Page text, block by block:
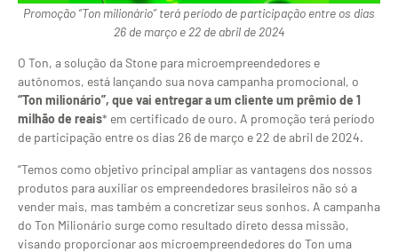
Promoção “Ton milionário” terá período de participação entre os dias
26 de março e 22 de abril de 2024
O Ton, a solução da Stone para microempreendedores e
autônomos, está lançando sua nova campanha promocional, o
“Ton milionário”, que vai entregar a um cliente um prêmio de 1
milhão de reais* em certificado de ouro. A promoção terá período
de participação entre os dias 26 de março e 22 de abril de 2024.
“Temos como objetivo principal ampliar as vantagens dos nossos
produtos para auxiliar os empreendedores brasileiros não só a
vender mais, mas também a concretizar seus sonhos. A campanha
do Ton Milionário surge como resultado direto dessa missão,
visando proporcionar aos microempreendedores do Ton uma